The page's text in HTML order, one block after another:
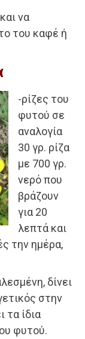
να
του καφέ ή
-ρίζες του
φυτού σε
αναλογία
30 γρ. ρίζα
με 700 γρ.
νερό που
βράζουν
για 20
λεπτά και
την ημέρα,
δίνει
στην
τα ίδια
φυτού.